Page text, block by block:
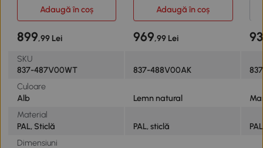
Adaugă în coș
Adaugă în coș
899,99 Lei 969,99 Lei
SKU
837-487V00WT
837-488V00AK
Culoare
Alb
Lemn natural
Material
PAL, Sticlă
PAL, sticlă
PAL
Dimensiuni